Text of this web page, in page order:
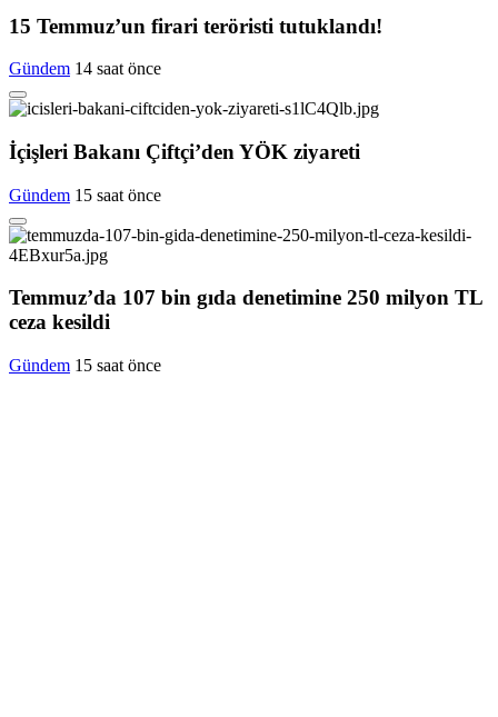
15 Temmuz’un firari teröristi tutuklandı!
Gündem 14 saat önce
İçişleri Bakanı Çiftçi’den YÖK ziyareti
Gündem 15 saat önce
Temmuz’da 107 bin gıda denetimine 250 milyon TL
ceza kesildi
Gündem 15 saat önce